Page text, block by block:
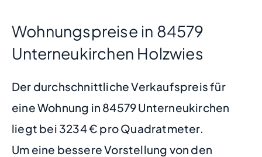
Wohnungspreise in 84579
Unterneukirchen Holzwies
Der durchschnittliche Verkaufspreis für
eine Wohnung in 84579 Unterneukirchen
liegt bei 3234 € pro Quadratmeter.
Um eine bessere Vorstellung von den